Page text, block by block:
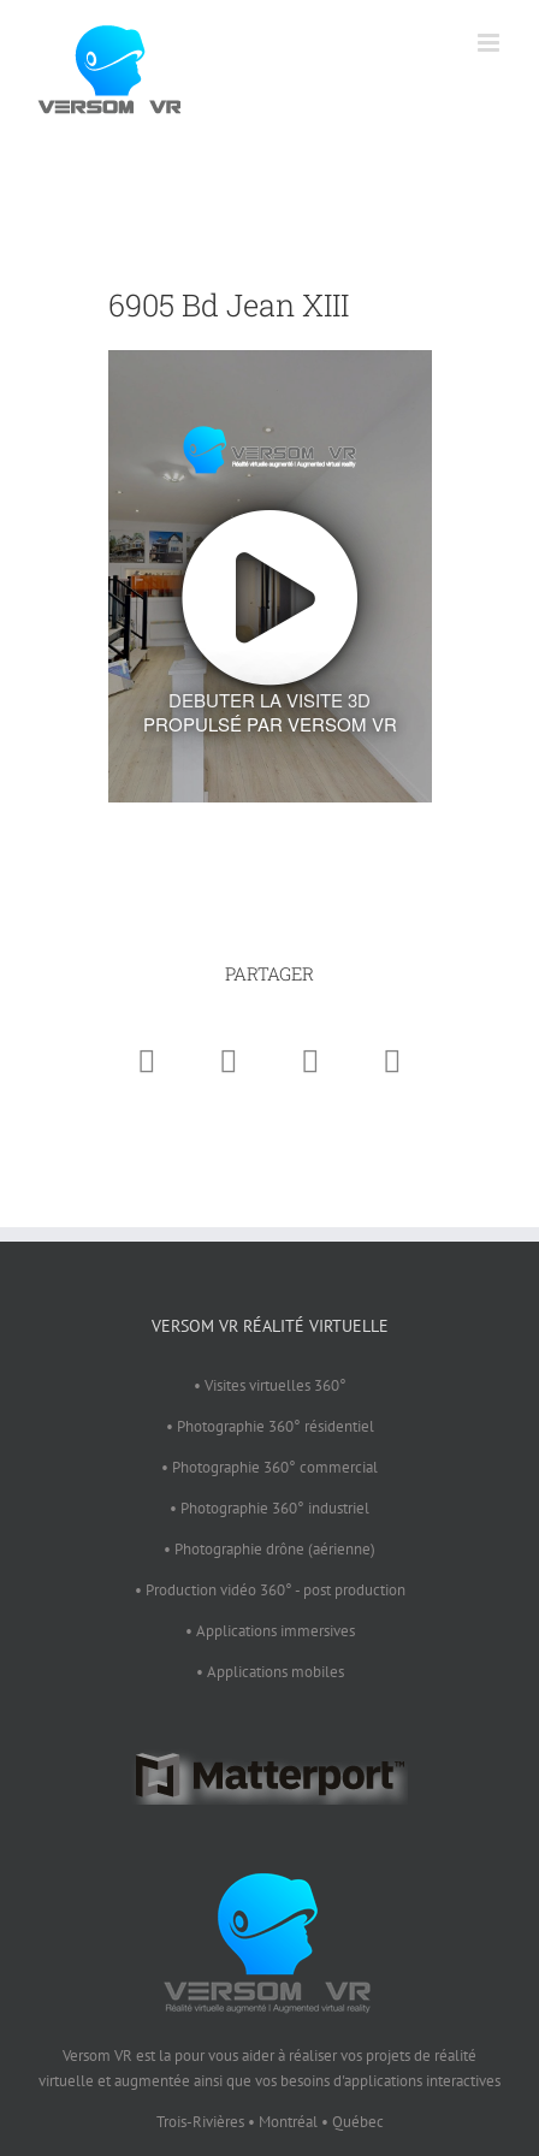
6905 Bd Jean XIII
DEBUTER LA VISITE 3D
PROPULSÉ PAR VERSOM VR
PARTAGER
VERSOM VR RÉALITÉ VIRTUELLE
• Visites virtuelles 360°
• Photographie 360° résidentiel
• Photographie 360° commercial
• Photographie 360° industriel
• Photographie drône (aérienne)
• Production vidéo 360° - post production
• Applications immersives
• Applications mobiles
Versom VR est la pour vous aider à réaliser vos projets de réalité
virtuelle et augmentée ainsi que vos besoins d'applications interactives
Trois-Rivières • Montréal • Québec